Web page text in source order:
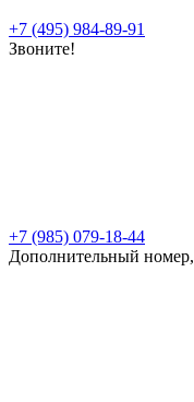
+7 (495) 984-89-91
Звоните!
+7 (985) 079-18-44
Дополнительный номер,